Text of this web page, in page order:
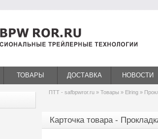
ТОВАРЫ ДОСТАВКА НОВОСТИ
ПТТ - safbpwror.ru» Товары » Elring»
Карточка товара -